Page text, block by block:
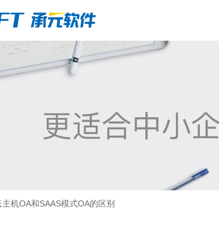
主机OA和SAAS模式OA的区别